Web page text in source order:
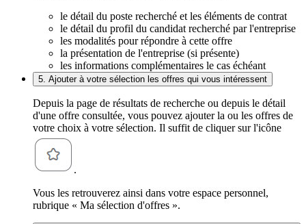
le détail du poste recherché et les éléments de contrat
le détail du profil du candidat recherché par l'entreprise
les modalités pour répondre à cette offre
la présentation de l'entreprise (si présente)
les informations complémentaires le cas échéant
5. Ajouter à votre sélection les offres qui vous intéressent
Depuis la page de résultats de recherche ou depuis le détail
d'une offre consultée, vous pouvez ajouter la ou les offres de
votre choix à votre sélection. Il suffit de cliquer sur l'icône
.
Vous les retrouverez ainsi dans votre espace personnel,
rubrique « Ma sélection d'offres ».